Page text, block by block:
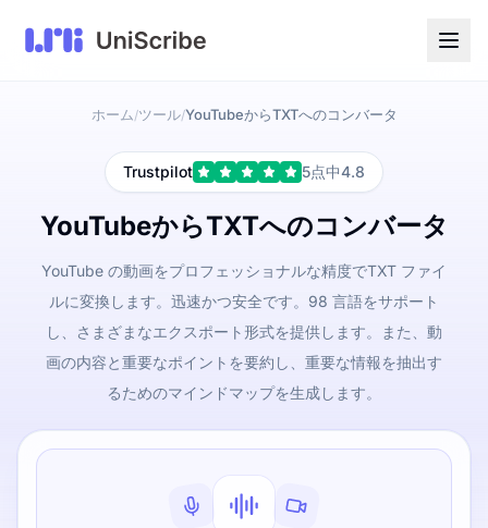
ホーム /ツール/YouTubeからTXTへのコンバータ
Trustpilot 5点中4.8
YouTubeからTXTへのコンバータ
YouTube の動画をプロフェッショナルな精度でTXT ファイ
ルに変換します。迅速かつ安全です。98 言語をサポート
し、さまざまなエクスポート形式を提供します。また、動
画の内容と重要なポイントを要約し、重要な情報を抽出す
るためのマインドマップを生成します。